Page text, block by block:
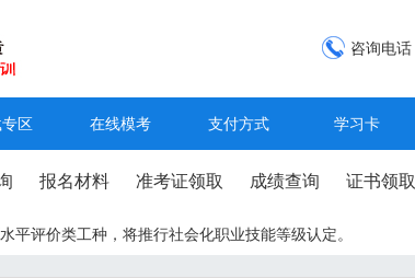
咨询电
区 在线模考 支付方式 学习卡
报名材料 准考证领取 成绩查询 证书领取
评价类工种，将推行社会化职业技能等级认定。